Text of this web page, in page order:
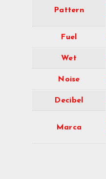
Pattern
Fuel
Wet
Noise
Decibel
Marca